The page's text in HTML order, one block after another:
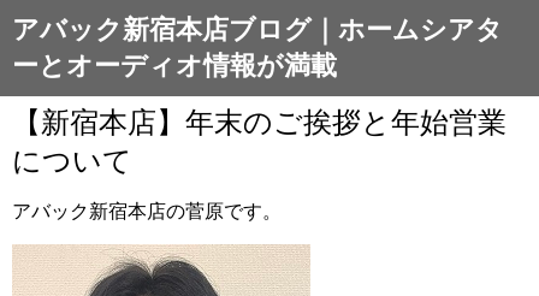
アバック新宿本店ブログ｜ホームシアタ
ーとオーディオ情報が満載
【新宿本店】年末のご挨拶と年始営業
について
アバック新宿本店の菅原です。